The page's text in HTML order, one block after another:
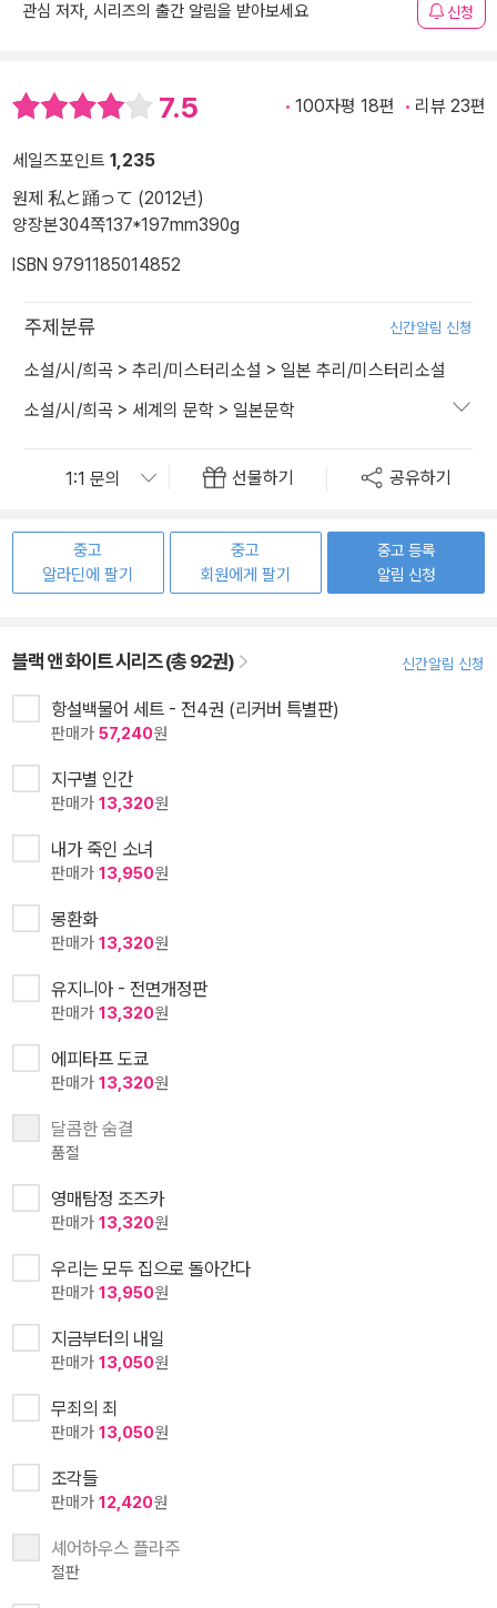
관심 저자, 시리즈의 출간 알림을 받아보세요 신청
7.5 100자평 18편 리뷰 23편
세일즈포인트 1,235
원제 私と踊って (2012년)
양장본304쪽137*197mm390g
ISBN 9791185014852
주제분류 신간알림 신청
소설/시/희곡 > 추리/미스터리소설 > 일본 추리/미스터리소설
소설/시/희곡 > 세계의 문학 > 일본문학
선물하기 공유하기
중고
알라딘에 팔기
중고
회원에게 팔기
중고 등록
알림 신청
블랙 앤 화이트 시리즈 (총 92권) 신간알림 신청
항설백물어 세트 - 전4권 (리커버 특별판)
판매가 57,240원
지구별 인간
판매가 13,320원
내가 죽인 소녀
판매가 13,950원
몽환화
판매가 13,320원
유지니아 - 전면개정판
판매가 13,320원
에피타프 도쿄
판매가 13,320원
달콤한 숨결
품절
영매탐정 조즈카
판매가 13,320원
우리는 모두 집으로 돌아간다
판매가 13,950원
지금부터의 내일
판매가 13,050원
무죄의 죄
판매가 13,050원
조각들
판매가 12,420원
셰어하우스 플라주
절판